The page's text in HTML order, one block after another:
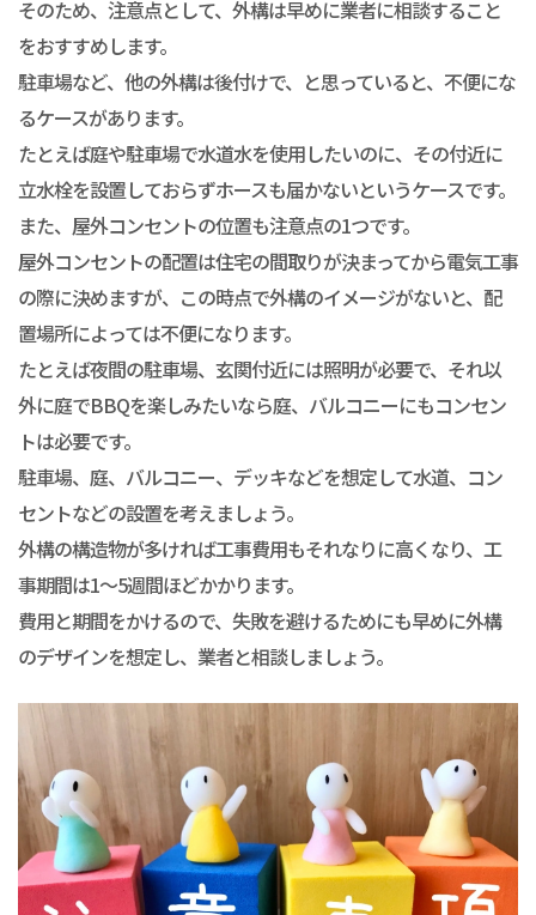
そのため、注意点として、外構は早めに業者に相談すること
をおすすめします。
駐車場など、他の外構は後付けで、と思っていると、不便にな
るケースがあります。
たとえば庭や駐車場で水道水を使用したいのに、その付近に
立水栓を設置しておらずホースも届かないというケースです。
また、屋外コンセントの位置も注意点の1つです。
屋外コンセントの配置は住宅の間取りが決まってから電気工事
の際に決めますが、この時点で外構のイメージがないと、配
置場所によっては不便になります。
たとえば夜間の駐車場、玄関付近には照明が必要で、それ以
外に庭でBBQを楽しみたいなら庭、バルコニーにもコンセン
トは必要です。
駐車場、庭、バルコニー、デッキなどを想定して水道、コン
セントなどの設置を考えましょう。
外構の構造物が多ければ工事費用もそれなりに高くなり、工
事期間は1～5週間ほどかかります。
費用と期間をかけるので、失敗を避けるためにも早めに外構
のデザインを想定し、業者と相談しましょう。